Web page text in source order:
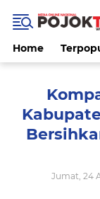
Home
Jumat, 24